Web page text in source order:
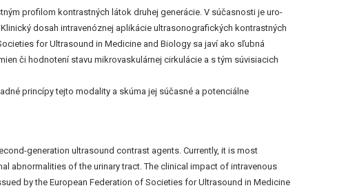
profilom kontrastných látok druhej generácie. V súčasnosti je uro-
dosah intravenóznej aplikácie ultrasonografických kontrastných
for Ultrasound in Medicine and Biology sa javí ako sľubná
či hodnotení stavu mikrovaskulárnej cirkulácie a s tým súvisiacich
princípy tejto modality a skúma jej súčasné a potenciálne
generation ultrasound contrast agents. Currently, it is most
abnormalities of the urinary tract. The clinical impact of intravenous
by the European Federation of Societies for Ultrasound in Medicine